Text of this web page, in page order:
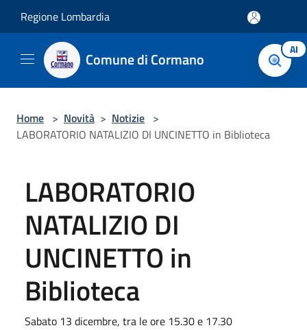
Regione Lombardia
Comune di Cormano AI
Home > Novità > Notizie >
LABORATORIO NATALIZIO DI UNCINETTO in Biblioteca
LABORATORIO
NATALIZIO DI
UNCINETTO in
Biblioteca
Sabato 13 dicembre, tra le ore 15.30 e 17.30